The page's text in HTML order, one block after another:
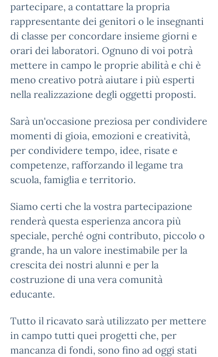
partecipare, a contattare la propria
rappresentante dei genitori o le insegnanti
di classe per concordare insieme giorni e
orari dei laboratori. Ognuno di voi potrà
mettere in campo le proprie abilità e chi è
meno creativo potrà aiutare i più esperti
nella realizzazione degli oggetti proposti.
Sarà un'occasione preziosa per condividere
momenti di gioia, emozioni e creatività,
per condividere tempo, idee, risate e
competenze, rafforzando il legame tra
scuola, famiglia e territorio.
Siamo certi che la vostra partecipazione
renderà questa esperienza ancora più
speciale, perché ogni contributo, piccolo o
grande, ha un valore inestimabile per la
crescita dei nostri alunni e per la
costruzione di una vera comunità
educante.
Tutto il ricavato sarà utilizzato per mettere
in campo tutti quei progetti che, per
mancanza di fondi, sono fino ad oggi stati